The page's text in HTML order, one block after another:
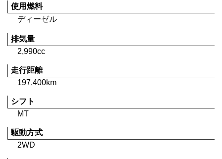
使用燃料
ディーゼル
排気量
2,990cc
走行距離
197,400km
シフト
MT
駆動方式
2WD